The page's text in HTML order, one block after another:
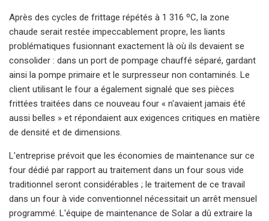
Après des cycles de frittage répétés à 1 316 ºC, la zone
chaude serait restée impeccablement propre, les liants
problématiques fusionnant exactement là où ils devaient se
consolider : dans un port de pompage chauffé séparé, gardant
ainsi la pompe primaire et le surpresseur non contaminés. Le
client utilisant le four a également signalé que ses pièces
frittées traitées dans ce nouveau four « n'avaient jamais été
aussi belles » et répondaient aux exigences critiques en matière
de densité et de dimensions.
L'entreprise prévoit que les économies de maintenance sur ce
four dédié par rapport au traitement dans un four sous vide
traditionnel seront considérables ; le traitement de ce travail
dans un four à vide conventionnel nécessitait un arrêt mensuel
programmé. L'équipe de maintenance de Solar a dû extraire la